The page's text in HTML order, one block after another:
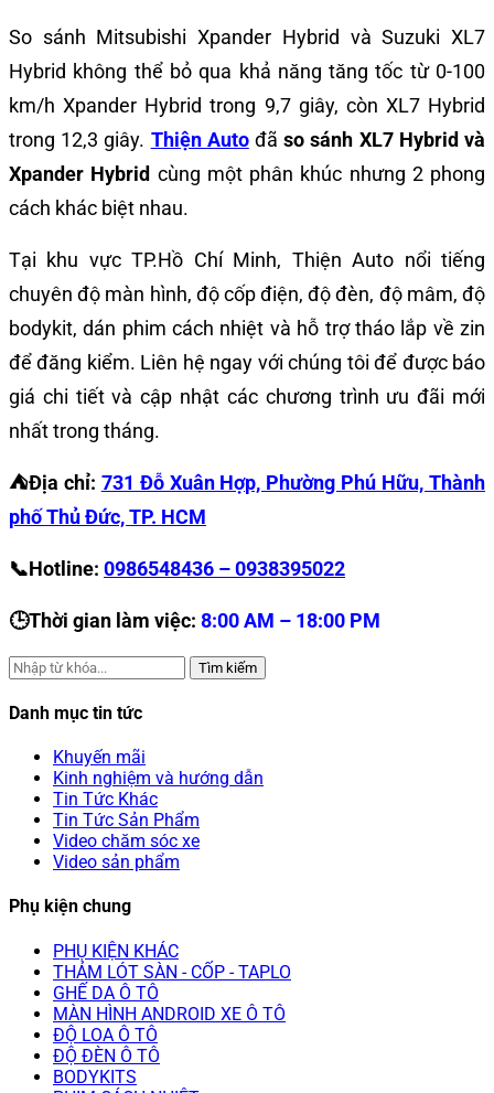
So sánh Mitsubishi Xpander Hybrid và Suzuki XL7
Hybrid không thể bỏ qua khả năng tăng tốc từ 0-100
km/h Xpander Hybrid trong 9,7 giây, còn XL7 Hybrid
trong 12,3 giây. Thiện Autođãso sánh XL7 Hybrid và
Xpander Hybrid cùng một phân khúc nhưng 2 phong
cách khác biệt nhau.
Tại khu vực TP.Hồ Chí Minh, Thiện Auto nổi tiếng
chuyên độ màn hình, độ cốp điện, độ đèn, độ mâm, độ
bodykit, dán phim cách nhiệt và hỗ trợ tháo lắp về zin
để đăng kiểm. Liên hệ ngay với chúng tôi để được báo
giá chi tiết và cập nhật các chương trình ưu đãi mới
nhất trong tháng.
⛺️Địa chỉ: 731 Đỗ Xuân Hợp, Phường Phú Hữu, Thành
phố Thủ Đức, TP. HCM
📞Hotline: 0986548436 – 0938395022
🕒Thời gian làm việc: 8:00 AM – 18:00 PM
Tìm kiếm
Danh mục tin tức
Khuyến mãi
Kinh nghiệm và hướng dẫn
Tin Tức Khác
Tin Tức Sản Phẩm
Video chăm sóc xe
Video sản phẩm
Phụ kiện chung
PHỤ KIỆN KHÁC
THẢM LÓT SÀN - CỐP - TAPLO
GHẾ DA Ô TÔ
MÀN HÌNH ANDROID XE Ô TÔ
ĐỘ LOA Ô TÔ
ĐỘ ĐÈN Ô TÔ
BODYKITS